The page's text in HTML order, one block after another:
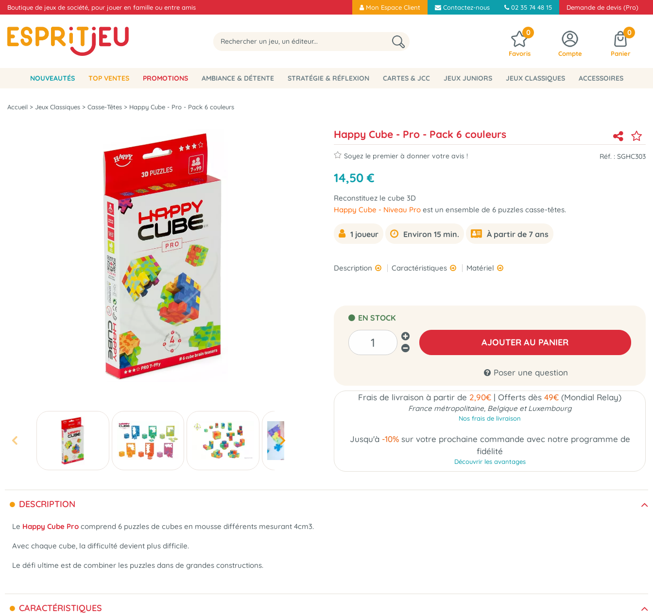
Boutique de jeux de société, pour jouer en famille ou entre amis Mon Espace Client Contactez-nous 02 35 74 48 15 Demande de devis (Pro)
0
Favoris Compte
0
Panier
NOUVEAUTÉS TOP VENTES PROMOTIONS AMBIANCE & DÉTENTE STRATÉGIE & RÉFLEXION CARTES & JCC JEUX JUNIORS JEUX CLASSIQUES ACCESSOIRES
Accueil > Jeux Classiques > Casse-Têtes > Happy Cube - Pro - Pack 6 couleurs
Happy Cube - Pro - Pack 6 couleurs
Soyez le premier à donner votre avis ! Réf. : SGHC303
14,50 €
Reconstituez le cube 3D
Happy Cube - Niveau Pro est un ensemble de 6 puzzles casse-têtes.
1 joueur Environ 15 min. À partir de 7 ans
Description Caractéristiques Matériel
EN STOCK
AJOUTER AU PANIER
Poser une question
Frais de livraison à partir de 2,90€ | Offerts dès 49€ (Mondial Relay)
France métropolitaine, Belgique et Luxembourg
Nos frais de livraison
Jusqu'à -10%sur votre prochaine commande avec notre programme de
fidélité
Découvrir les avantages
DESCRIPTION
Le Happy Cube Pro comprend 6 puzzles de cubes en mousse différents mesurant 4cm3.
Avec chaque cube, la difficulté devient plus difficile.
Le défi ultime est de combiner les puzzles dans de grandes constructions.
CARACTÉRISTIQUES